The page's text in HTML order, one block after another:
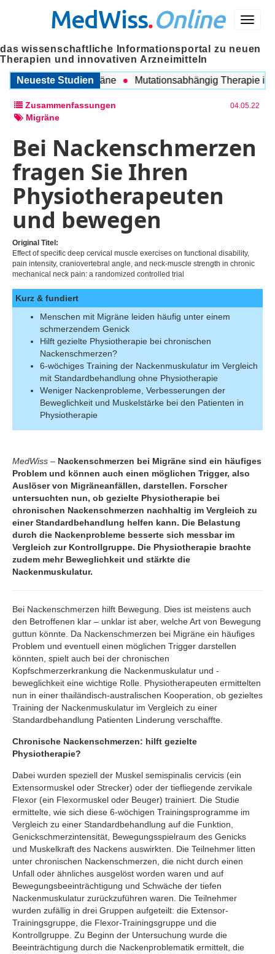
Menü
MedWiss.Online
das wissenschaftliche Informationsportal zu neuen
Therapien und innovativen Arzneimitteln
Neueste Studien
COPD und Migräne Mutationsabhängig Therapie
Zusammenfassungen 04.05.22
Migräne
Bei Nackenschmerzen
fragen Sie Ihren
Physiotherapeuten
und bewegen
Original Titel:
Effect of specific deep cervical muscle exercises on functional disability,
pain intensity, craniovertebral angle, and neck-muscle strength in chronic
mechanical neck pain: a randomized controlled trial
Kurz & fundiert
Menschen mit Migräne leiden häufig unter einem
schmerzendem Genick
Hilft gezielte Physiotherapie bei chronischen
Nackenschmerzen?
6-wöchiges Training der Nackenmuskulatur im Vergleich
mit Standardbehandlung ohne Physiotherapie
Weniger Nackenprobleme, Verbesserungen der
Beweglichkeit und Muskelstärke bei den Patienten in
Physiotherapie
MedWiss – Nackenschmerzen bei Migräne sind ein häufiges
Problem und können auch einen möglichen Trigger, also
Auslöser von Migräneanfällen, darstellen. Forscher
untersuchten nun, ob gezielte Physiotherapie bei
chronischen Nackenschmerzen nachhaltig im Vergleich zu
einer Standardbehandlung helfen kann. Die Belastung
durch die Nackenprobleme besserte sich messbar im
Vergleich zur Kontrollgruppe. Die Physiotherapie brachte
zudem mehr Beweglichkeit und stärkte die
Nackenmuskulatur.
Bei Nackenschmerzen hilft Bewegung. Dies ist meistens auch
den Betroffenen klar – unklar ist aber, welche Art von Bewegung
guttun könnte. Da Nackenschmerzen bei Migräne ein häufiges
Problem und eventuell einen möglichen Trigger darstellen
könnten, spielt auch bei der chronischen
Kopfschmerzerkrankung die Nackenmuskulatur und -
beweglichkeit eine wichtige Rolle. Physiotherapeuten ermittelten
nun in einer thailändisch-australischen Kooperation, ob gezieltes
Training der Nackenmuskulatur im Vergleich zu einer
Standardbehandlung Patienten Linderung verschaffte.
Chronische Nackenschmerzen: hilft gezielte
Physiotherapie?
Dabei wurden speziell der Muskel semispinalis cervicis (ein
Extensormuskel oder Strecker) oder der tiefliegende zervikale
Flexor (ein Flexormuskel oder Beuger) trainiert. Die Studie
ermittelte, wie sich diese 6-wöchigen Trainingsprogramme im
Vergleich zu einer Standardbehandlung auf die Funktion,
Genickschmerzintensität, Bewegungsspielraum des Genicks
und Muskelkraft des Nackens auswirkten. Die Teilnehmer litten
unter chronischen Nackenschmerzen, die nicht durch einen
Unfall oder ähnliches ausgelöst worden waren und auf
Bewegungsbeeinträchtigung und Schwäche der tiefen
Nackenmuskulatur zurückzuführen waren. Die Teilnehmer
wurden zufällig in drei Gruppen aufgeteilt: die Extensor-
Trainingsgruppe, die Flexor-Trainingsgruppe und die
Kontrollgruppe. Zu Beginn der Untersuchung wurde die
Beeinträchtigung durch die Nackenproblematik ermittelt, die